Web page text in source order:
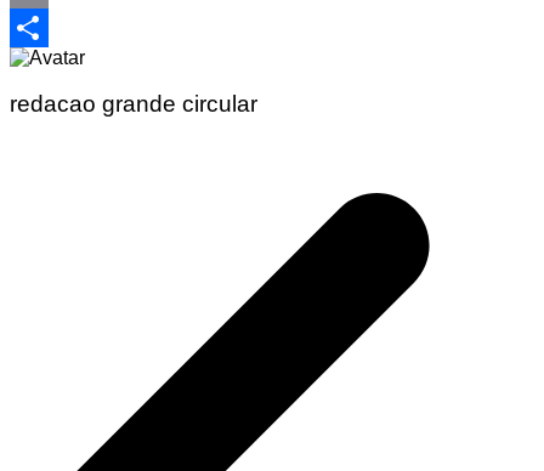
Email
Share
redacao grande circular